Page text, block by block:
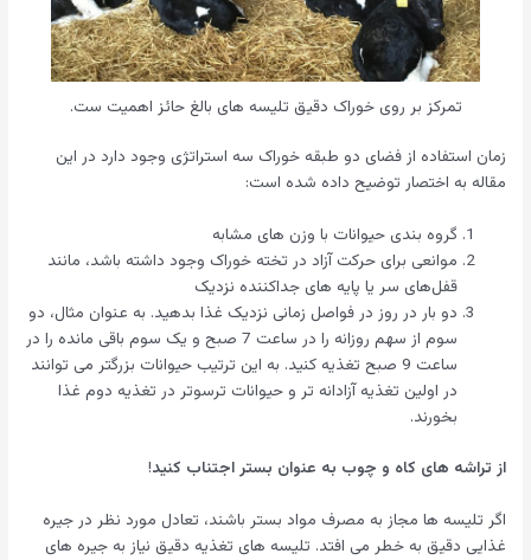
تمرکز بر روی خوراک دقیق تلیسه های بالغ حائز اهمیت ست.
زمان استفاده از فضای دو طبقه خوراک سه استراتژی وجود دارد در این
مقاله به اختصار توضیح داده شده است:
گروه بندی حیوانات با وزن های مشابه
موانعی برای حرکت آزاد در تخته خوراک وجود داشته باشد، مانند
قفل‌های سر یا پایه‌ های جداکننده نزدیک
دو بار در روز در فواصل زمانی نزدیک غذا بدهید. به عنوان مثال، دو
سوم از سهم روزانه را در ساعت 7 صبح و یک سوم باقی مانده را در
ساعت 9 صبح تغذیه کنید. به این ترتیب حیوانات بزرگتر می توانند
در اولین تغذیه آزادانه تر و حیوانات ترسوتر در تغذیه دوم غذا
بخورند.
از تراشه های کاه و چوب به عنوان بستر اجتناب کنید!
اگر تلیسه ها مجاز به مصرف مواد بستر باشند، تعادل مورد نظر در جیره
غذایی دقیق به خطر می افتد. تلیسه های تغذیه دقیق نیاز به جیره های